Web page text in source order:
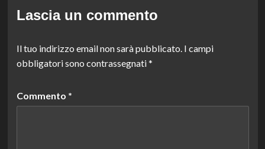
Lascia un commento
Il tuo indirizzo email non sarà pubblicato. I campi
obbligatori sono contrassegnati*
Commento *